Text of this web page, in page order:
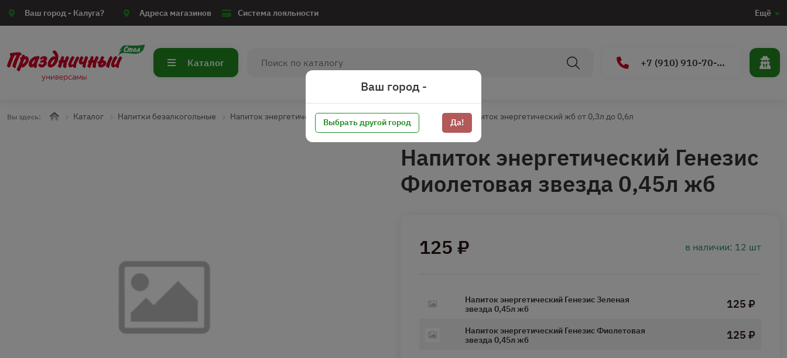
Ваш город - Калуга? Адреса магазинов Система лояльности Ещё
Каталог +7 (910) 910-70-15
Вы здесь: Каталог Напитки безалкогольные Напиток энергетический Напиток энергетический жб Напиток энергетический жб от 0,3л до 0,6л
Напиток энергетический Генезис
Фиолетовая звезда 0,45л жб
125 ₽ в наличии: 12 шт
Напиток энергетический Генезис Зеленая
звезда 0,45л жб
125 ₽
Напиток энергетический Генезис Фиолетовая
звезда 0,45л жб
125 ₽
Ваш город -
Выбрать другой город Да!